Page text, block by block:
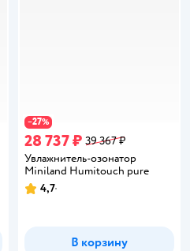
−27%
28 737 ₽ 39 367 ₽
Увлажнитель-озонатор
Miniland Humitouch pure
Рейтинг:
4,7
В корзину